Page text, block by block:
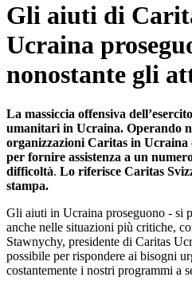
Gli aiuti di
Ucraina
nonostante gli
La massiccia offensiva
umanitari in Ucraina. Operando
organizzazioni Caritas in
per fornire assistenza a un
difficoltà. Lo riferisce Caritas
stampa.
Gli aiuti in Ucraina proseguono - si
anche nelle situazioni più critiche,
Stawnychy, presidente di Caritas
possibile per rispondere ai bisogni
costantemente i nostri programmi a